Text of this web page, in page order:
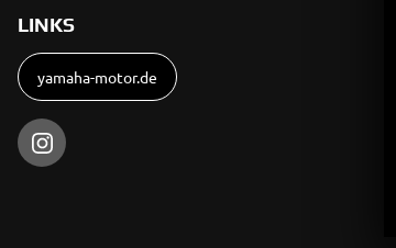
LINKS
yamaha-motor.de